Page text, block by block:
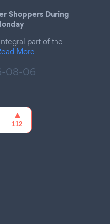
Shoppers During
part of the
More
08-06